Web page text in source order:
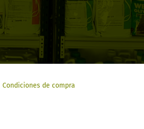
|Condiciones de compra